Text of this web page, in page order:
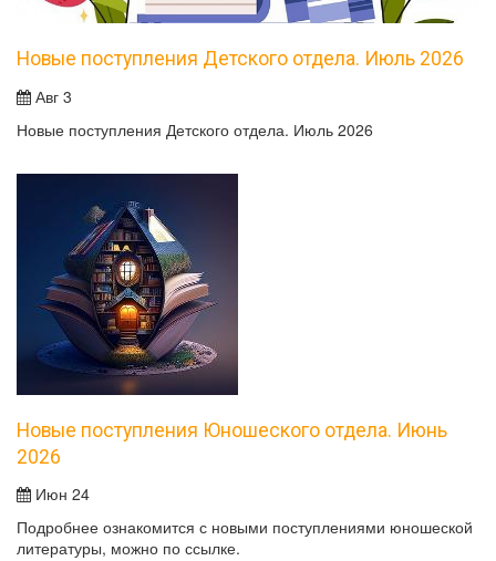
Новые поступления Детского отдела. Июль 2026
Авг 3
Новые поступления Детского отдела. Июль 2026
Новые поступления Юношеского отдела. Июнь
2026
Июн 24
Подробнее ознакомится с новыми поступлениями юношеской
литературы, можно по ссылке.